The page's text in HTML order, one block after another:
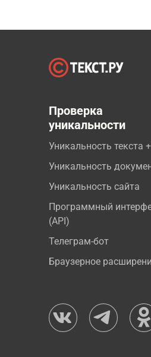
Проверка
уникальности
Уникальность текста
Уникальность
Уникальность сайта
Программный
(API)
Телеграм-бот
Браузерное